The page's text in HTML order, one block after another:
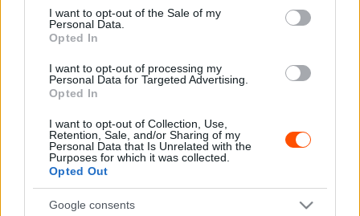
consent section.
I want to opt-out of the Sale of my
Personal Data.
Opted In
I want to opt-out of processing my
Personal Data for Targeted Advertising.
Opted In
I want to opt-out of Collection, Use,
Retention, Sale, and/or Sharing of my
Personal Data that Is Unrelated with the
Purposes for which it was collected.
Opted Out
Google consents